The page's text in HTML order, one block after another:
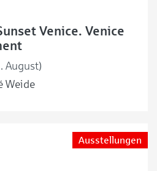
Venice. Venice
August)
Weide
Ausstellungen